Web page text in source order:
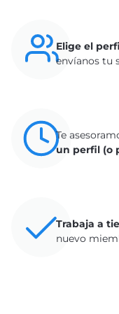
Elige el
envíanos tu
Te
un perfil (o
Trabaja a
nuevo